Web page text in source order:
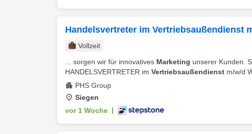
Handelsvertreter im Vertriebsaußendienst
Vollzeit
... sorgen wir für innovatives Marketing unserer Kunden.
HANDELSVERTRETER im Vertriebsaußendienst m/w/d
PHS Group
Siegen
vor 1 Woche